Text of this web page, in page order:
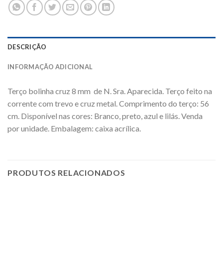
DESCRIÇÃO
INFORMAÇÃO ADICIONAL
Terço bolinha cruz 8 mm de N. Sra. Aparecida. Terço feito na
corrente com trevo e cruz metal. Comprimento do terço: 56
cm. Disponível nas cores: Branco, preto, azul e lilás. Venda
por unidade. Embalagem: caixa acrílica.
PRODUTOS RELACIONADOS